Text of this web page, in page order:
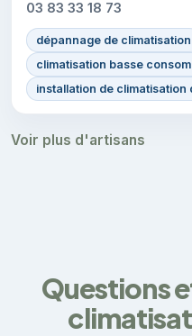
03 83 33 18 73
dépannage de climatisation
climatisation basse
installation de climatisation
Voir plus d'artisans
Questions